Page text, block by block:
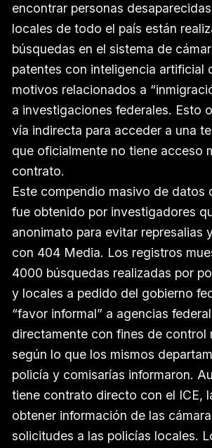
encontrar personas
locales de todo el país están
búsquedas en el sistema de
patentes con inteligencia artificial
motivos relacionados a
a investigaciones federales. Esto
vía indirecta para acceder a una
que oficialmente no tiene acceso
contrato.
Este compendio masivo de datos
fue obtenido por investigadores
anonimato para evitar represalias
con 404 Media. Los registros
4000 búsquedas realizadas por
y locales a pedido del gobierno
“favor informal” a agencias
directamente con fines de control
según lo que los mismos
policía y comisarías informaron.
tiene contrato directo con el ICE,
obtener información de las
solicitudes a las policías locales.